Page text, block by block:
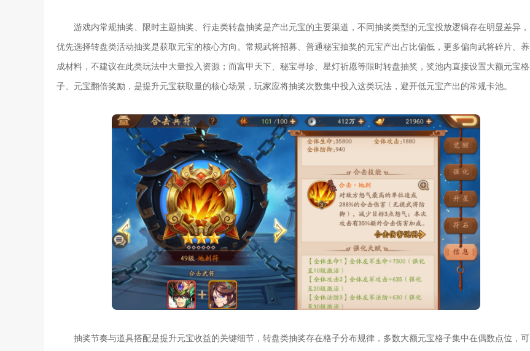
游戏内常规抽奖、限时主题抽奖、行走类转盘抽奖是产出元宝的主要渠道，不同抽奖类型的元宝投放逻辑存在明显差异，
优先选择转盘类活动抽奖是获取元宝的核心方向。常规武将招募、普通秘宝抽奖的元宝产出占比偏低，更多偏向武将碎片、养
成材料，不建议在此类玩法中大量投入资源；而富甲天下、秘宝寻珍、星灯祈愿等限时转盘抽奖，奖池内直接设置大额元宝格
子、元宝翻倍奖励，是提升元宝获取量的核心场景，玩家应将抽奖次数集中投入这类玩法，避开低元宝产出的常规卡池。
抽奖节奏与道具搭配是提升元宝收益的关键细节，转盘类抽奖存在格子分布规律，多数大额元宝格子集中在偶数点位，可